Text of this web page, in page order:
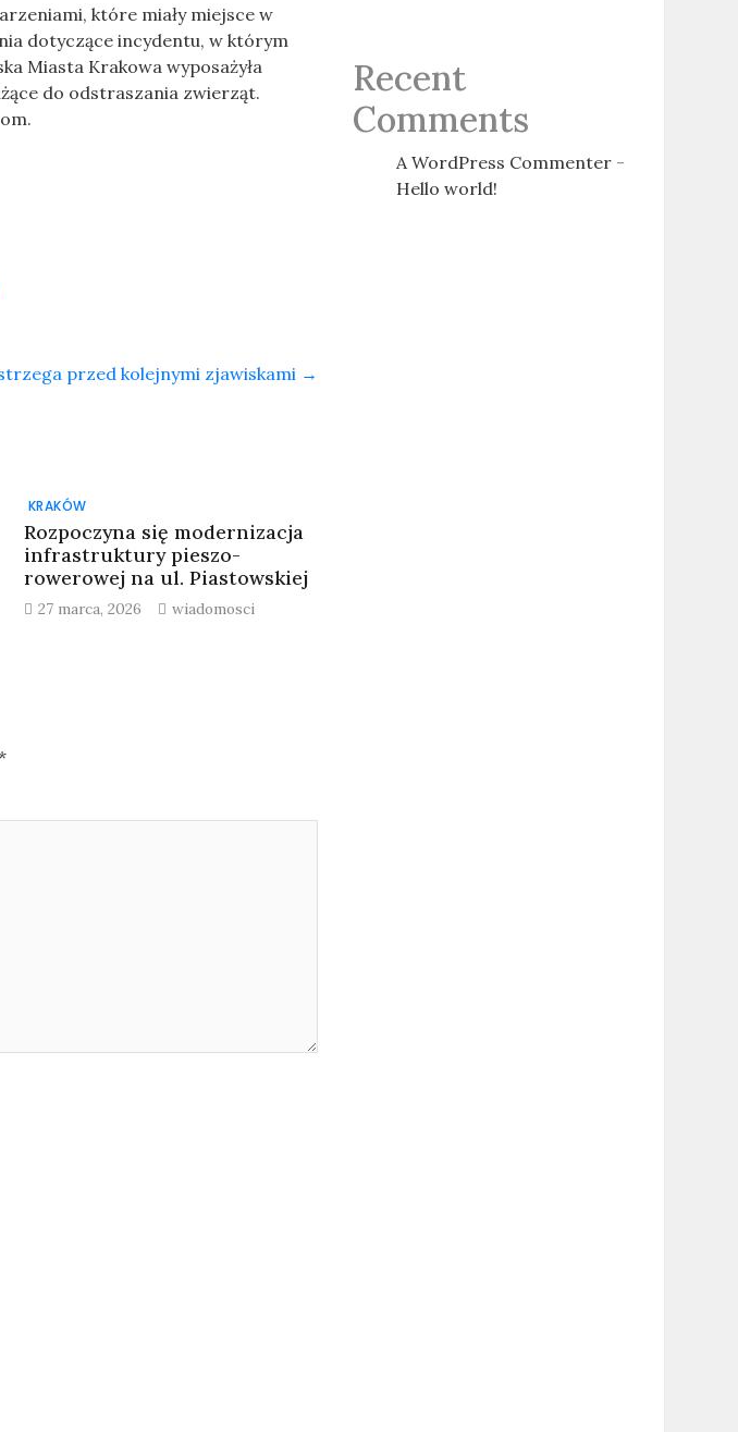
które miały miejsce w
dotyczące incydentu, w którym
Miasta Krakowa wyposażyła
do odstraszania zwierząt.
przed kolejnymi zjawiskami →
KRAKÓW
Rozpoczyna się modernizacja
infrastruktury pieszo-
rowerowej na ul. Piastowskiej
27 marca, 2026 wiadomosci
Recent
Comments
A WordPress Commenter-
Hello world!